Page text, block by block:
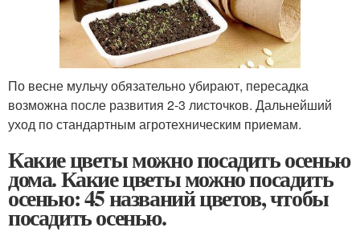
По весне мульчу обязательно убирают, пересадка
возможна после развития 2-3 листочков. Дальнейший
уход по стандартным агротехническим приемам.
Какие цветы можно посадить осенью
дома. Какие цветы можно посадить
осенью: 45 названий цветов, чтобы
посадить осенью.